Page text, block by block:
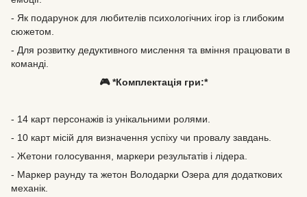
- Як подарунок для любителів психологічних ігор із глибоким
сюжетом.
- Для розвитку дедуктивного мислення та вміння працювати в
команді.
🎮 *Комплектація гри:*
- 14 карт персонажів із унікальними ролями.
- 10 карт місій для визначення успіху чи провалу завдань.
- Жетони голосування, маркери результатів і лідера.
- Маркер раунду та жетон Володарки Озера для додаткових
механік.